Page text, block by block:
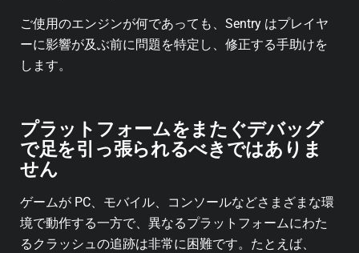
ご使用のエンジンが何であっても、Sentry はプレイヤ
ーに影響が及ぶ前に問題を特定し、修正する手助けを
します。
プラットフォームをまたぐデバッグ
で足を引っ張られるべきではありま
せん
ゲームが PC、モバイル、コンソールなどさまざまな環
境で動作する一方で、異なるプラットフォームにわた
るクラッシュの追跡は非常に困難です。たとえば、